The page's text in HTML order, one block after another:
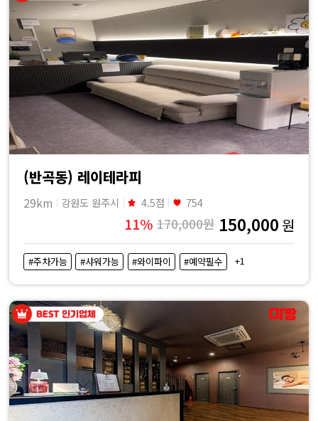
(반곡동) 레이테라피
29km 강원도 원주시 4.5점 754
11% 170,000원 150,000 원
#주차가능 #샤워가능 #와이파이 #예약필수 +1